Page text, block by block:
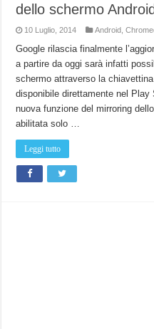
dello schermo
10 Luglio, 2014 Android ,
Google rilascia finalmente
a partire da oggi sarà infatti
schermo attraverso la
disponibile direttamente nel
nuova funzione del mirroring
abilitata solo …
Leggi tutto